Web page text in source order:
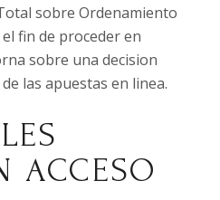
sobre Ordenamiento
fin de proceder en
sobre una decision
las apuestas en linea.
ACCESO